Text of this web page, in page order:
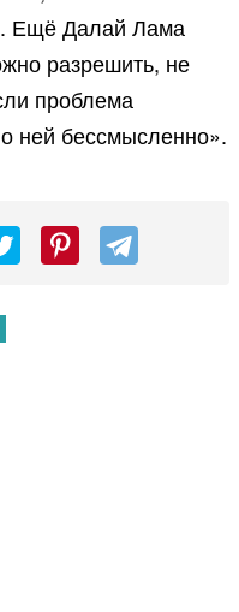
Ещё Далай Лама
разрешить, не
проблема
ней бессмысленно».